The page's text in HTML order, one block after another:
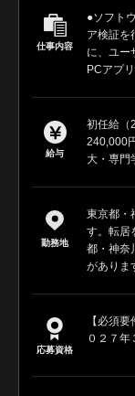
仕事内容
●ソフト
ア検証を
に、ユー
PCアプ
給与
初任給（
大・専門
勤務地
東京都・
す。転居
都・神奈
がありま
応募資格
【必須
０２７年